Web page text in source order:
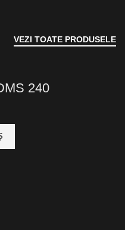
VEZI TOATE PRODUSELE
240